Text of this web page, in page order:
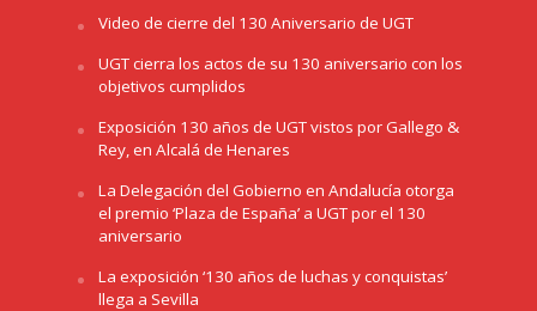
Video de cierre del 130 Aniversario de UGT
UGT cierra los actos de su 130 aniversario con los
objetivos cumplidos
Exposición 130 años de UGT vistos por Gallego &
Rey, en Alcalá de Henares
La Delegación del Gobierno en Andalucía otorga
el premio ‘Plaza de España’ a UGT por el 130
aniversario
La exposición ‘130 años de luchas y conquistas’
llega a Sevilla